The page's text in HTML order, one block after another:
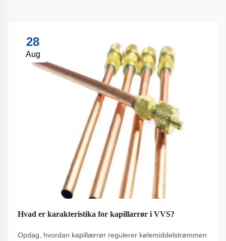
28
Aug
Hvad er karakteristika for kapillarrør i VVS?
Opdag, hvordan kapillærrør regulerer kølemiddelstrømmen